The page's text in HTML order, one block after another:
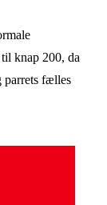
knap 200, da
parrets fælles